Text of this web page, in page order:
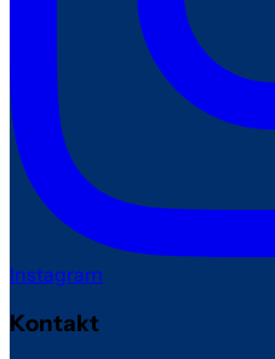
Instagram
Kontakt